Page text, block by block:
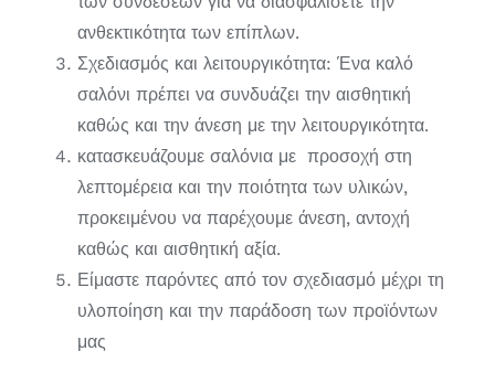
ανθεκτικότητα των επίπλων.
Σχεδιασμός και λειτουργικότητα: Ένα καλό
σαλόνι πρέπει να συνδυάζει την αισθητική
καθώς και την άνεση με την λειτουργικότητα.
κατασκευάζουμε σαλόνια με προσοχή στη
λεπτομέρεια και την ποιότητα των υλικών,
προκειμένου να παρέχουμε άνεση, αντοχή
καθώς και αισθητική αξία.
Είμαστε παρόντες από τον σχεδιασμό μέχρι τη
υλοποίηση και την παράδοση των προϊόντων
μας